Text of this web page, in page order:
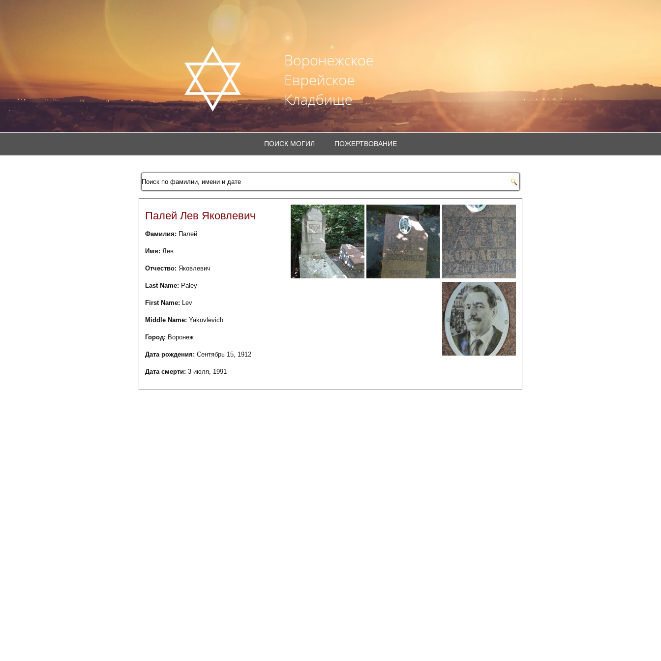
ПОИСК МОГИЛ ПОЖЕРТВОВАНИЕ
Палей Лев Яковлевич
Фамилия: Палей
Имя: Лев
Отчество: Яковлевич
Last Name: Paley
First Name: Lev
Middle Name: Yakovlevich
Город: Воронеж
Дата рождения: Сентябрь 15, 1912
Дата смерти: 3 июля, 1991